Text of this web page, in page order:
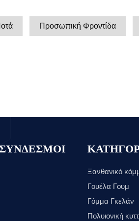
Προσωπική Φροντίδα
Ξανθανικό
Γουέλα Γουμ
Γόμμα Γκελάν
Πολυιονική